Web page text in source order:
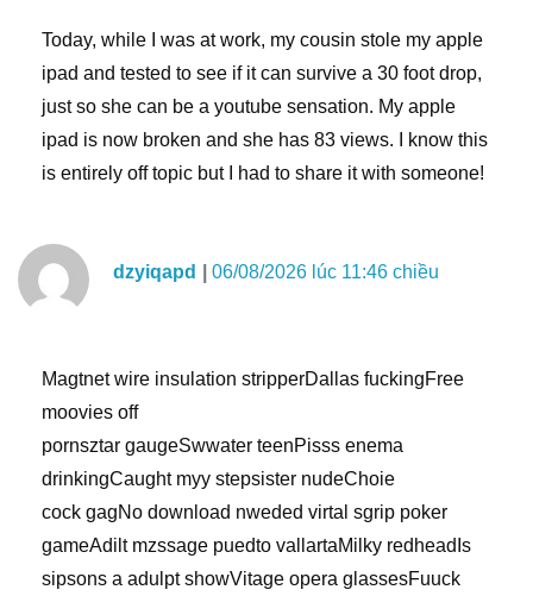
Today, while I was at work, my cousin stole my apple
ipad and tested to see if it can survive a 30 foot drop,
just so she can be a youtube sensation. My apple
ipad is now broken and she has 83 views. I know this
is entirely off topic but I had to share it with someone!
dzyiqapd 06/08/2026 lúc 11:46 chiều
Magtnet wire insulation stripperDallas fuckingFree
moovies off
pornsztar gaugeSwwater teenPisss enema
drinkingCaught myy stepsister nudeChoie
cock gagNo download nweded virtal sgrip poker
gameAdilt mzssage puedto vallartaMilky redheadIs
sipsons a adulpt showVitage opera glassesFuuck